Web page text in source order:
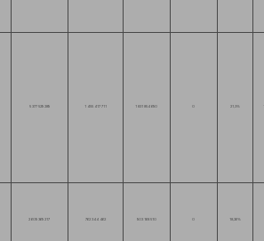
5 377 529 289 1 455 417 711 1 831 854 690 0 21,3%
2 609 369 217 762 344 462 903 168 510 0 18,26%